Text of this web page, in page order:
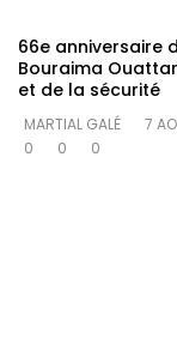
66e anniversaire
Bouraima
et de la sécurité
MARTIAL GALÉ
7
0
0 0